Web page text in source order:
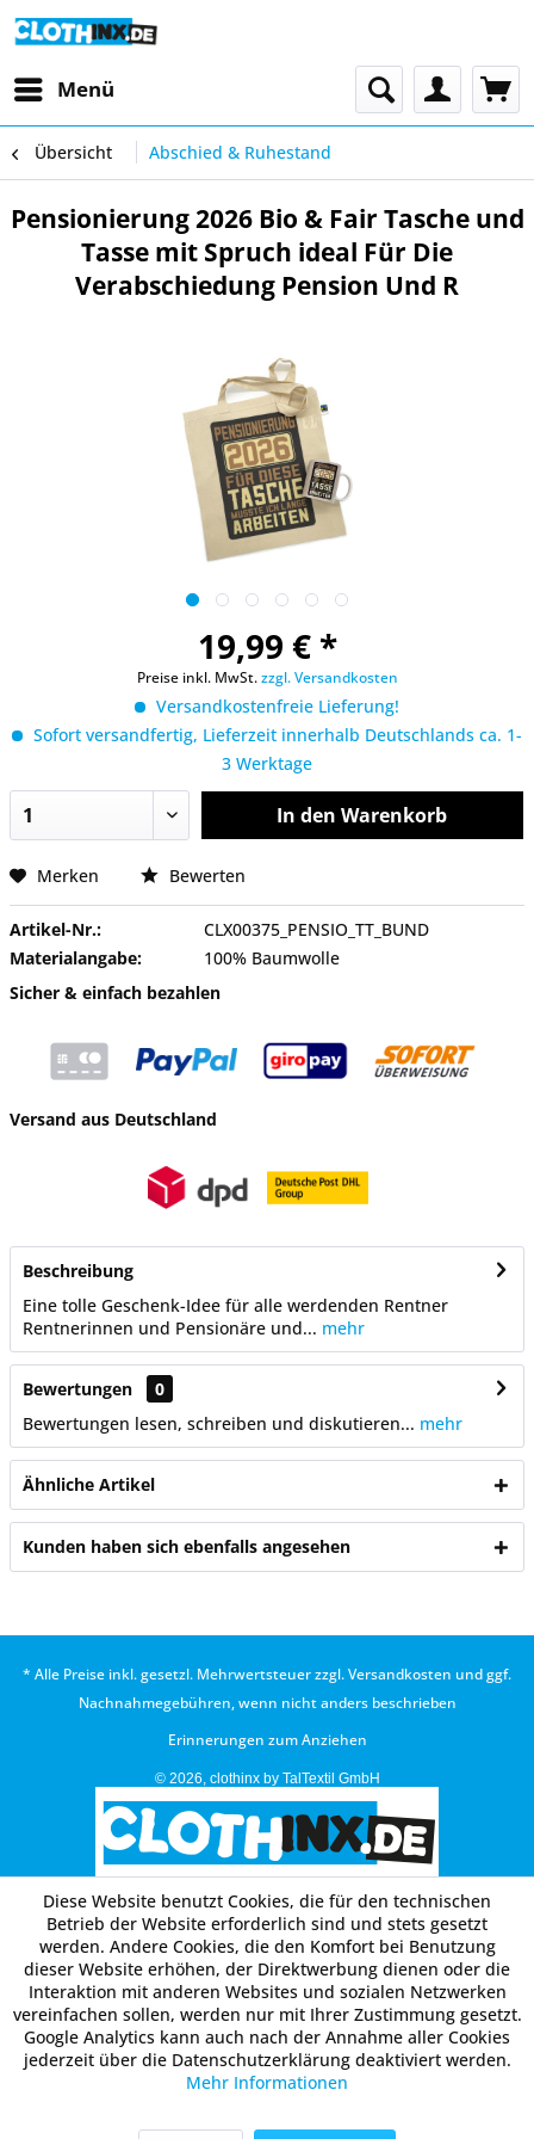
Menü
Übersicht Abschied & Ruhestand
Pensionierung 2026 Bio & Fair Tasche und
Tasse mit Spruch ideal Für Die
Verabschiedung Pension Und R
19,99 € *
Preise inkl. MwSt.zzgl. Versandkosten
Versandkostenfreie Lieferung!
Sofort versandfertig, Lieferzeit innerhalb Deutschlands ca. 1-
3 Werktage
In den Warenkorb
Merken Bewerten
Artikel-Nr.:
CLX00375_PENSIO_TT_BUND
Materialangabe:
100% Baumwolle
Sicher & einfach bezahlen
Versand aus Deutschland
Beschreibung
Eine tolle Geschenk-Idee für alle werdenden Rentner
Rentnerinnen und Pensionäre und... mehr
Bewertungen
0
Bewertungen lesen, schreiben und diskutieren... mehr
Ähnliche Artikel
Kunden haben sich ebenfalls angesehen
* Alle Preise inkl. gesetzl. Mehrwertsteuer zzgl.Versandkosten und ggf.
Nachnahmegebühren, wenn nicht anders beschrieben
Erinnerungen zum Anziehen
© 2026, clothinx by TalTextil GmbH
Diese Website benutzt Cookies, die für den technischen
Betrieb der Website erforderlich sind und stets gesetzt
werden. Andere Cookies, die den Komfort bei Benutzung
dieser Website erhöhen, der Direktwerbung dienen oder die
Interaktion mit anderen Websites und sozialen Netzwerken
vereinfachen sollen, werden nur mit Ihrer Zustimmung gesetzt.
Google Analytics kann auch nach der Annahme aller Cookies
jederzeit über die Datenschutzerklärung deaktiviert werden.
Mehr Informationen